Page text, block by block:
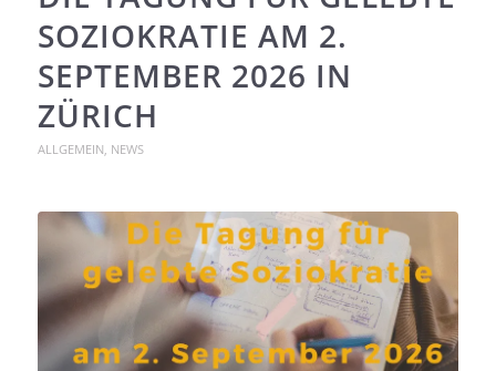
SOZIOKRATIE AM 2.
SEPTEMBER 2026 IN
ZÜRICH
ALLGEMEIN, NEWS